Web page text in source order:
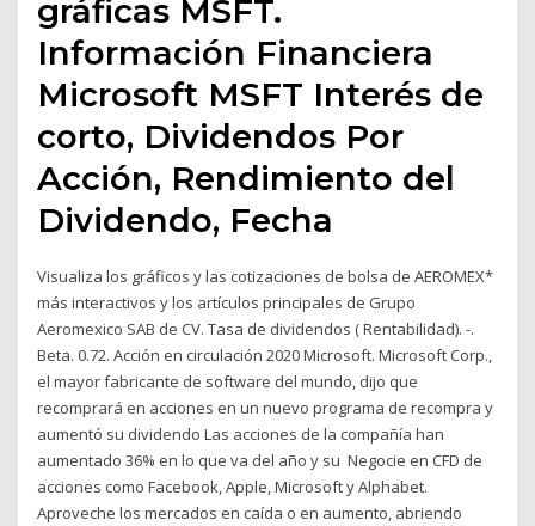
gráficas MSFT.
Información Financiera
Microsoft MSFT Interés de
corto, Dividendos Por
Acción, Rendimiento del
Dividendo, Fecha
Visualiza los gráficos y las cotizaciones de bolsa de AEROMEX*
más interactivos y los artículos principales de Grupo
Aeromexico SAB de CV. Tasa de dividendos ( Rentabilidad). -.
Beta. 0.72. Acción en circulación 2020 Microsoft. Microsoft Corp.,
el mayor fabricante de software del mundo, dijo que
recomprará en acciones en un nuevo programa de recompra y
aumentó su dividendo Las acciones de la compañía han
aumentado 36% en lo que va del año y su Negocie en CFD de
acciones como Facebook, Apple, Microsoft y Alphabet.
Aproveche los mercados en caída o en aumento, abriendo